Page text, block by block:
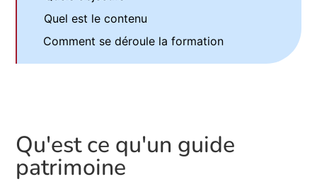
Quel est le contenu
Comment se déroule la formation
Qu'est ce qu'un guide
patrimoine